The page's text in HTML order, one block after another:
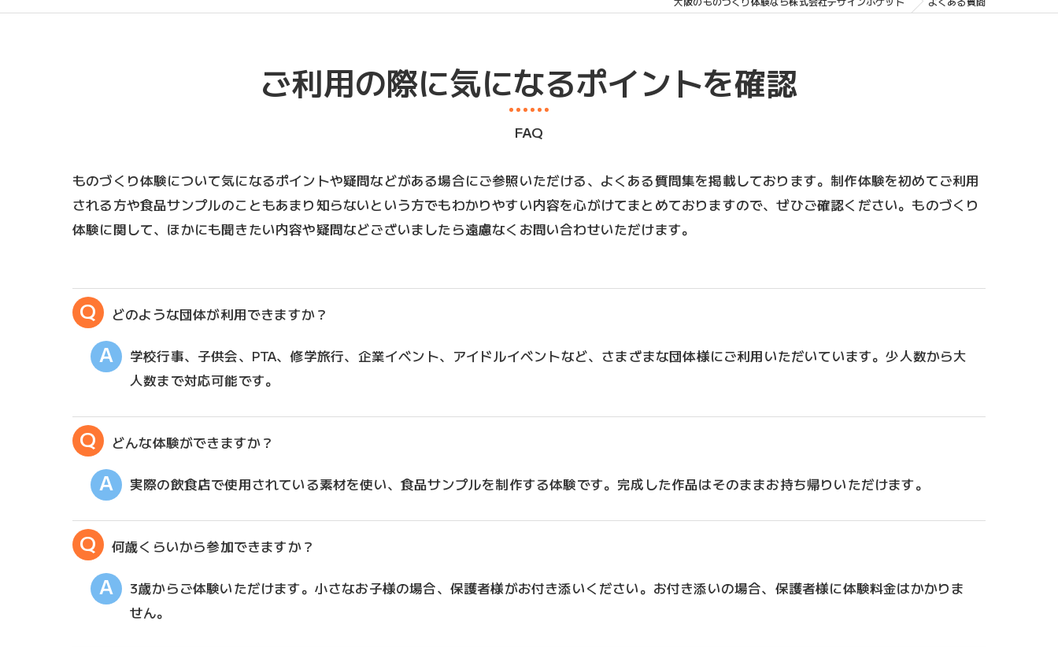
ご利用の際に気になるポイントを確認
FAQ
ものづくり体験について気になるポイントや疑問などがある場合にご参照いただける、よくある質問集を掲載しております。制作体験を初めてご利用
される方や食品サンプルのこともあまり知らないという方でもわかりやすい内容を心がけてまとめておりますので、ぜひご確認ください。ものづくり
体験に関して、ほかにも聞きたい内容や疑問などございましたら遠慮なくお問い合わせいただけます。
どのような団体が利用できますか？
学校行事、子供会、PTA、修学旅行、企業イベント、アイドルイベントなど、さまざまな団体様にご利用いただいています。少人数から大
人数まで対応可能です。
どんな体験ができますか？
実際の飲食店で使用されている素材を使い、食品サンプルを制作する体験です。完成した作品はそのままお持ち帰りいただけます。
何歳くらいから参加できますか？
3歳からご体験いただけます。小さなお子様の場合、保護者様がお付き添いください。お付き添いの場合、保護者様に体験料金はかかりま
せん。